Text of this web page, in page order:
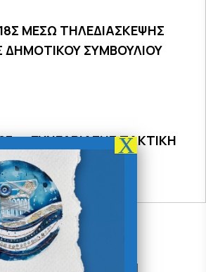
ΜΕΣΩ ΤΗΛΕΔΙΑΣΚΕΨΗΣ
ΔΗΜΟΤΙΚΟΥ ΣΥΜΒΟΥΛΙΟΥ
ΣΥΝΕΔΡΙΑΣΗΣ ΤΑΚΤΙΚΗ